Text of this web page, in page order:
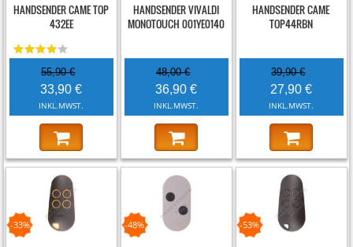
HANDSENDER CAME TOP
432EE
55,90 €
33,90 €
INKL.MWST.
HANDSENDER VIVALDI
MONOTOUCH 001YE0140
48,00 €
36,90 €
INKL.MWST.
HANDSENDER CAME
TOP44RBN
39,90 €
27,90 €
INKL.MWST.
-33% -48% -53%